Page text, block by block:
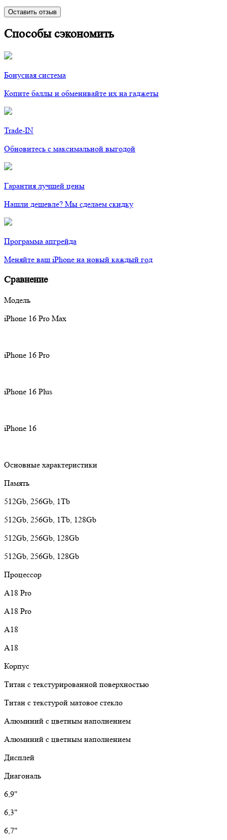
Оставить отзыв
Способы сэкономить
Бонусная система
Копите баллы и обменивайте их на гаджеты
Trade-IN
Обновитесь с максимальной выгодой
Гарантия лучшей цены
Нашли дешевле? Мы сделаем скидку
Программа апгрейда
Меняйте ваш iPhone на новый каждый год
Сравнение
Модель
iPhone 16 Pro Max
iPhone 16 Pro
iPhone 16 Plus
iPhone 16
Основные характеристики
Память
512Gb, 256Gb, 1Tb
512Gb, 256Gb, 1Tb, 128Gb
512Gb, 256Gb, 128Gb
512Gb, 256Gb, 128Gb
Процессор
A18 Pro
A18 Pro
A18
A18
Корпус
Титан с текстурированной поверхностью
Титан с текстурой матовое стекло
Алюминий с цветным наполнением
Алюминий с цветным наполнением
Дисплей
Диагональ
6,9"
6,3"
6,7"